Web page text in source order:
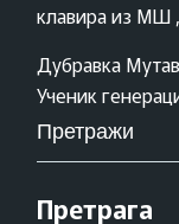
клавира из МШ
Дубравка
Ученик
Pretraži
za:
Претрага